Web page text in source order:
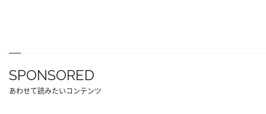
SPONSORED
あわせて読みたいコンテンツ